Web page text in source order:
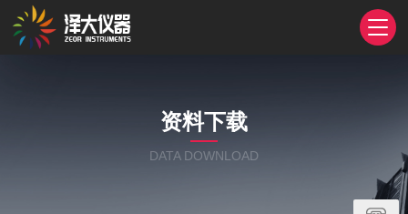
资料下载
DATA DOWNLOAD